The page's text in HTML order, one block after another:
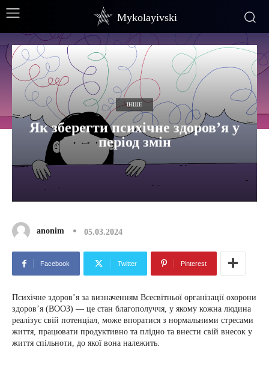
Mykolayivski
ІНШЕ
Як зберегти психічне здоров’я у
період змін
anonim 05.03.2024
Facebook Twitter Pinterest
Психічне здоров’я за визначенням Всесвітньої організації охорони
здоров’я (ВООЗ) — це стан благополуччя, у якому кожна людина
реалізує свій потенціал, може впоратися з нормальними стресами
життя, працювати продуктивно та плідно та внести свій внесок у
життя спільноти, до якої вона належить.